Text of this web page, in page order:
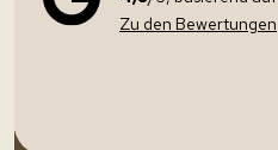
Zu den Bewertungen